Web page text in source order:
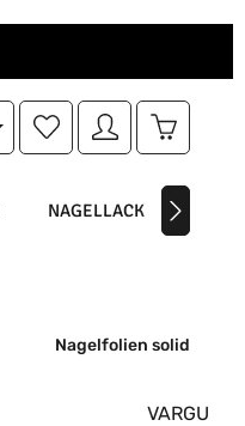
Du hast 0 Produkte auf
NAGELLACK
Nagelfolien solid
VARGU